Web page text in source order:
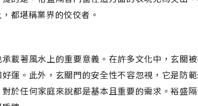
都堪稱業界的佼佼者。
載著風水上的重要意義。在許多文化中，玄關
運。此外，玄關門的安全性不容忽視，它是防
於任何家庭來說都是基本且重要的需求。裕盛